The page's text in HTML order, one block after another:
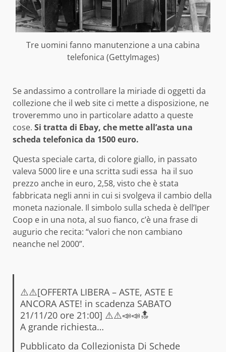
Tre uomini fanno manutenzione a una cabina
telefonica (GettyImages)
Se andassimo a controllare la miriade di oggetti da
collezione che il web site ci mette a disposizione, ne
troveremmo uno in particolare adatto a queste
cose. Si tratta di Ebay, che mette all’asta una
scheda telefonica da 1500 euro.
Questa speciale carta, di colore giallo, in passato
valeva 5000 lire e una scritta sudi essa ha il suo
prezzo anche in euro, 2,58, visto che è stata
fabbricata negli anni in cui si svolgeva il cambio della
moneta nazionale. Il simbolo sulla scheda è dell’Iper
Coop e in una nota, al suo fianco, c’è una frase di
augurio che recita: “valori che non cambiano
neanche nel 2000”.
⚠️⚠️[OFFERTA LIBERA – ASTE, ASTE E
ANCORA ASTE! in scadenza SABATO
21/11/20 ore 21:00] ⚠️⚠️📣📣🔝
A grande richiesta…
Pubblicato da Collezionista Di Schede